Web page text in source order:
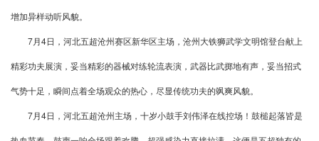
增加异样动听风貌。
7月4日，河北五超沧州赛区新华区主场，沧州大铁狮武学文明馆登台献上
精彩功夫展演，妥当精彩的器械对练轮流表演，武器比武掷地有声，妥当招式
气势十足，瞬间点着全场观众的热心，尽显传统功夫的飒爽风貌。
7月4日，河北五超沧州主场，十岁小鼓手刘伟泽在线控场！鼓槌起落皆是